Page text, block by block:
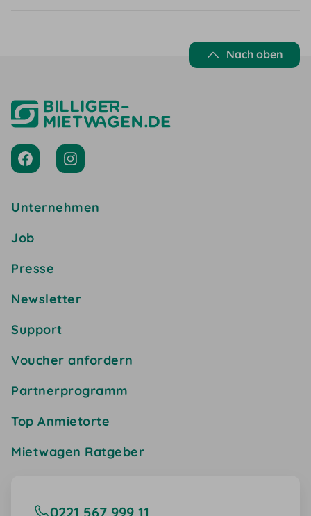
Nach oben
Unternehmen
Job
Presse
Newsletter
Support
Voucher anfordern
Partnerprogramm
Top Anmietorte
Mietwagen Ratgeber
0221 567 999 11